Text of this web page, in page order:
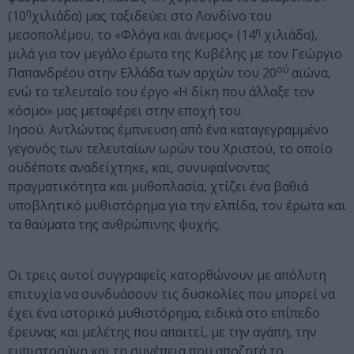
(10ηχιλιάδα) μας ταξιδεύει στο Λονδίνο του
μεσοπολέμου, το «Φλόγα και άνεμος» (14η χιλιάδα),
μιλά για τον μεγάλο έρωτα της Κυβέλης με τον Γεώργιο
Παπανδρέου στην Ελλάδα των αρχών του 20ού αιώνα,
ενώ το τελευταίο του έργο «Η δίκη που άλλαξε τον
κόσμο» μας μεταφέρει στην εποχή του
Ιησού. Αντλώντας έμπνευση από ένα καταγεγραμμένο
γεγονός των τελευταίων ωρών του Χριστού, το οποίο
ουδέποτε αναδείχτηκε, και, συνυφαίνοντας
πραγματικότητα και μυθοπλασία, χτίζει ένα βαθιά
υποβλητικό μυθιστόρημα για την ελπίδα, τον έρωτα και
τα θαύματα της ανθρώπινης ψυχής.
Οι τρεις αυτοί συγγραφείς κατορθώνουν με απόλυτη
επιτυχία να συνδυάσουν τις δυσκολίες που μπορεί να
έχει ένα ιστορικό μυθιστόρημα, ειδικά στο επίπεδο
έρευνας και μελέτης που απαιτεί, με την αγάπη, την